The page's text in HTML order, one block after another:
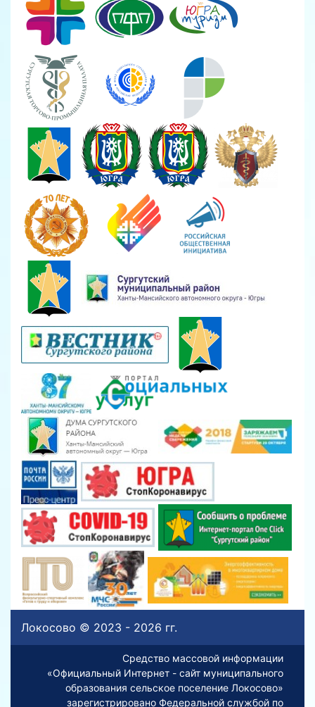
Локосово © 2023 - 2026 гг.
Средство массовой информации
«Официальный Интернет - сайт муниципального
образования сельское поселение Локосово»
зарегистрировано Федеральной службой по